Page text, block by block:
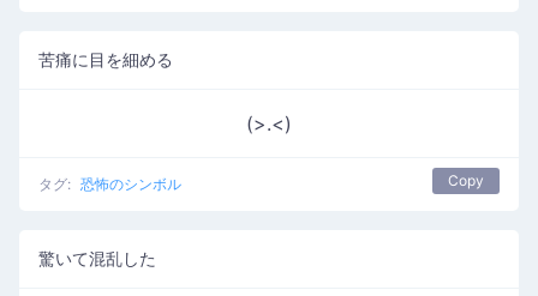
苦痛に目を細める
(>.<)
タグ: 恐怖のシンボル Copy
驚いて混乱した